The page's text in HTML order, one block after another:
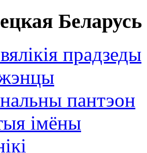
Беларусь
прадзеды
пантэон
імёны